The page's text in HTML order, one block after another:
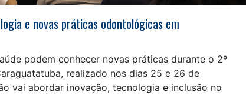
e novas práticas odontológicas em
podem conhecer novas práticas durante o 2º
realizado nos dias 25 e 26 de
vai abordar inovação, tecnologia e inclusão no